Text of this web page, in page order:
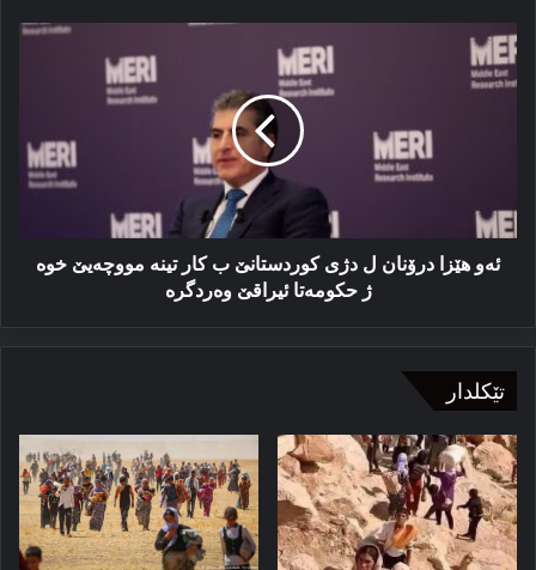
ئەو
هێزا
درۆنان
کوردستانێ
کار
تینه‌
مووچه‌یێ
خوه‌
وه‌ردگره‌
ئەو هێزا درۆنان ل دژی کوردستانێ ب کار تینه‌ مووچه‌یێ خوه‌
ژ حکومه‌تا ئیراقێ وه‌ردگره‌
تێکلدار